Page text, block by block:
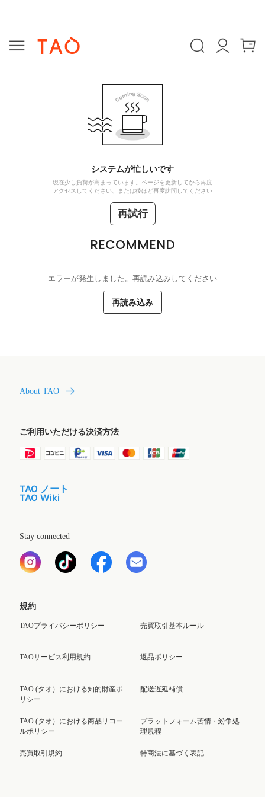
システムが忙しいです
現在少し負荷が高まっています。ページを更新してから再度
アクセスしてください、または後ほど再度訪問してください
再試行
RECOMMEND
エラーが発生しました。再読み込みしてください
再読み込み
About TAO
ご利用いただける決済方法
TAO ノート
TAO Wiki
Stay connected
規約
TAOプライバシーポリシー
TAOサービス利用規約
TAO (タオ）における知的財産ポ
リシー
TAO (タオ）における商品リコー
ルポリシー
売買取引規約
売買取引基本ルール
返品ポリシー
配送遅延補償
プラットフォーム苦情・紛争処
理規程
特商法に基づく表記